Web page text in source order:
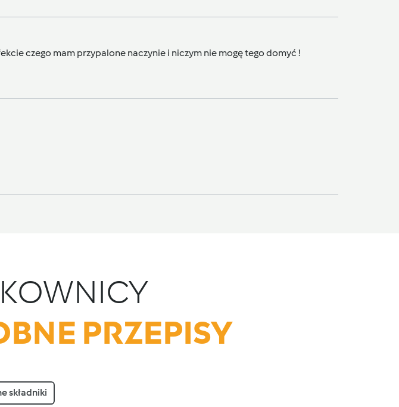
czego mam przypalone naczynie i niczym nie mogę tego domyć !
PRZEPISY
składniki